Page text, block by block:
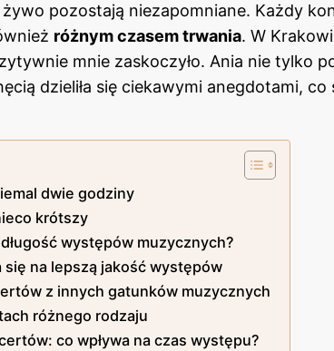
pozostają niezapomniane. Każdy
różnym czasem trwania. W
mnie zaskoczyło. Ania nie tylko
dzieliła się ciekawymi anegdotami, co
dwie godziny
krótszy
występów muzycznych?
się na lepszą jakość występów
z innych gatunków muzycznych
różnego rodzaju
co wpływa na czas występu?